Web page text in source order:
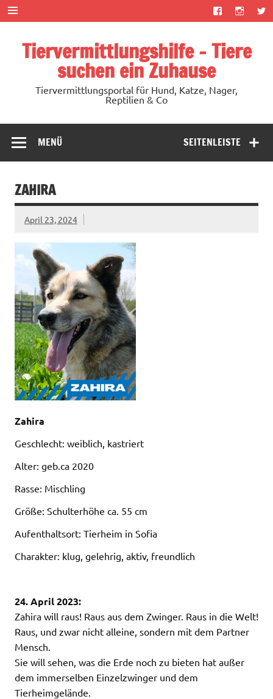
Zum
Inhalt
springen
Tiervermittlungshilfe – Tiere
suchen ein Zuhause
Tiervermittlungsportal für Hund, Katze, Nager,
Reptilien & Co
SEITENLEISTE
MENÜ
ZAHIRA
April 23, 2024
Zahira
Geschlecht: weiblich, kastriert
Alter: geb.ca 2020
Rasse: Mischling
Größe: Schulterhöhe ca. 55 cm
Aufenthaltsort: Tierheim in Sofia
Charakter: klug, gelehrig, aktiv, freundlich
24. April 2023:
Zahira will raus! Raus aus dem Zwinger. Raus in die Welt!
Raus, und zwar nicht alleine, sondern mit dem Partner
Mensch.
Sie will sehen, was die Erde noch zu bieten hat außer
dem immerselben Einzelzwinger und dem
Tierheimgelände.